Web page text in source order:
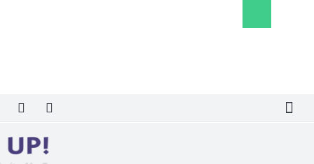
košík